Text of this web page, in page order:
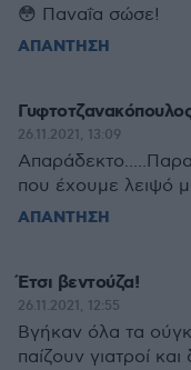
😳 Παναΐα σώσε!
ΑΠΑΝΤΗΣΗ
26.11.2021, 13:09
που έχουμε λειψό
ΑΠΑΝΤΗΣΗ
Έτσι βεντούζα!
26.11.2021, 12:55
Βγήκαν όλα τα
παίζουν γιατροί